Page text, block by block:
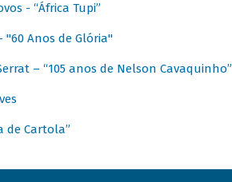
- “África Tupi”
Anos de Glória"
– “105 anos de Nelson Cavaquinho”
de Cartola”